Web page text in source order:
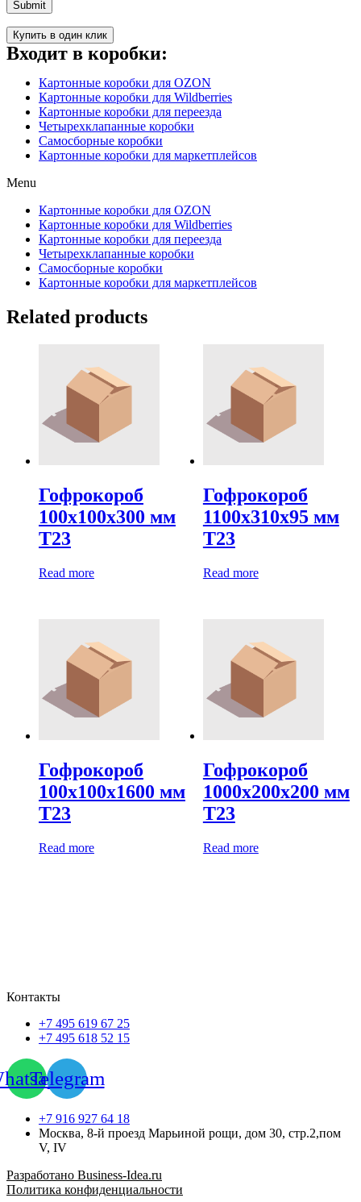
Купить в один клик
Входит в коробки:
Картонные коробки для OZON
Картонные коробки для Wildberries
Картонные коробки для переезда
Четырехклапанные коробки
Самосборные коробки
Картонные коробки для маркетплейсов
Menu
Картонные коробки для OZON
Картонные коробки для Wildberries
Картонные коробки для переезда
Четырехклапанные коробки
Самосборные коробки
Картонные коробки для маркетплейсов
Related products
Гофрокороб
100х100х300 мм
Т23
Read more
Гофрокороб
1100х310х95 мм
Т23
Read more
Гофрокороб
100х100х1600 мм
Т23
Read more
Гофрокороб
1000х200х200 мм
Т23
Read more
Контакты
+7 495 619 67 25
+7 495 618 52 15
Telegram
+7 916 927 64 18
Москва, 8-й проезд Марьиной рощи, дом 30, стр.2,пом
V, IV
Разработано Business-Idea.ru
Политика конфиденциальности